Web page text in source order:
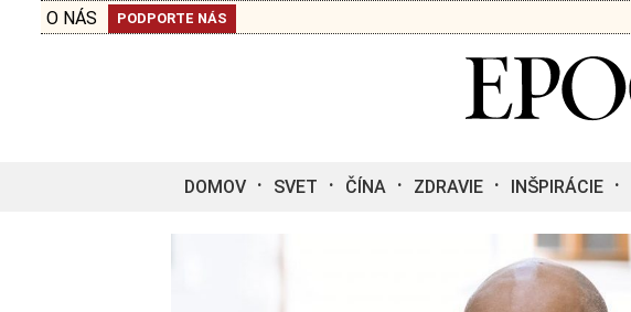
O NÁS PODPORTE NÁS
DOMOV SVET ČÍNA ZDRAVIE INŠPIRÁCIE